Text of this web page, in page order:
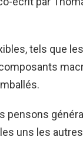
tels que
pensons
uns les